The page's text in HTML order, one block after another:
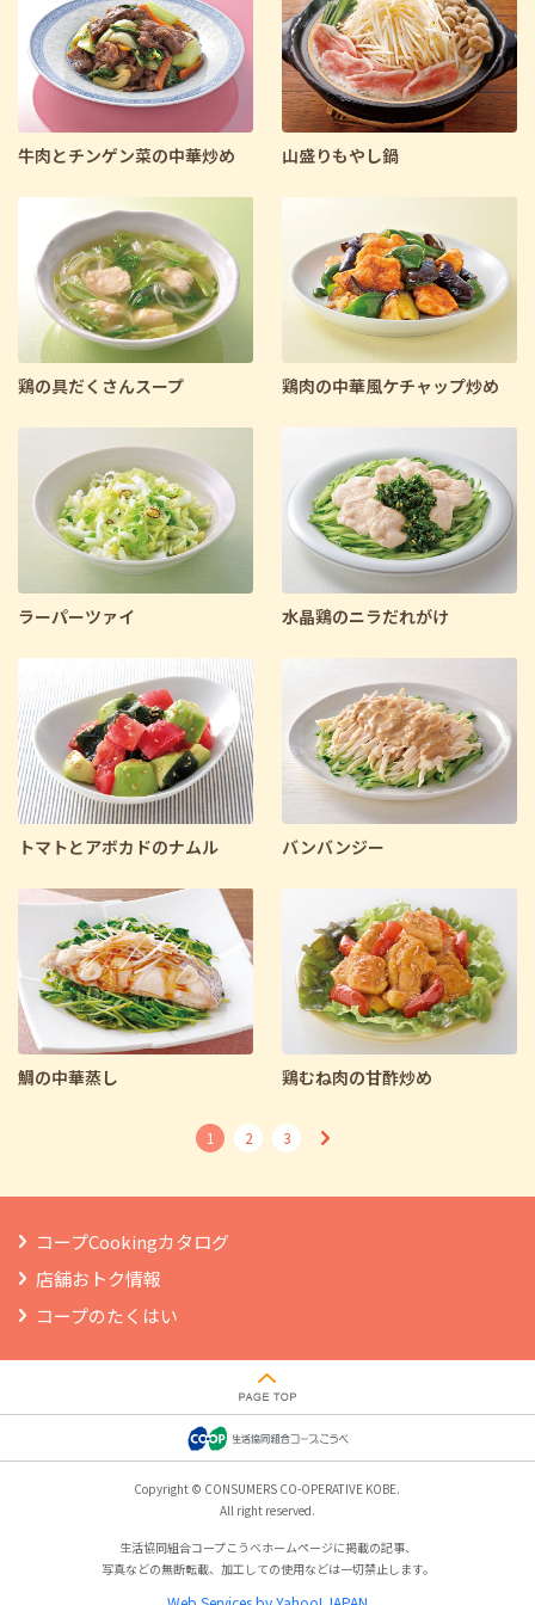
牛肉とチンゲン菜の中華炒め 山盛りもやし鍋
鶏の具だくさんスープ 鶏肉の中華風ケチャップ炒め
ラーパーツァイ 水晶鶏のニラだれがけ
トマトとアボカドのナムル バンバンジー
鯛の中華蒸し 鶏むね肉の甘酢炒め
1 2 3
コープCookingカタログ
店舗おトク情報
コープのたくはい
Copyright © CONSUMERS CO-OPERATIVE KOBE.
All right reserved.
生活協同組合コープこうべホームページに掲載の記事、
写真などの無断転載、加工しての使用などは一切禁止します。